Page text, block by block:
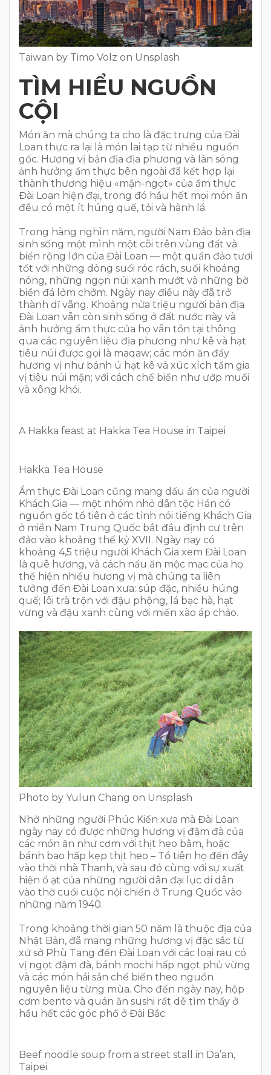
Taiwan by Timo Volz on Unsplash
TÌM HIỂU NGUỒN
CỘI
Món ăn mà chúng ta cho là đặc trưng của Đài
Loan thực ra lại là món lai tạp từ nhiều nguồn
gốc. Hương vị bản địa địa phương và làn sóng
ảnh hưởng ẩm thực bên ngoài đã kết hợp lại
thành thương hiệu «mặn-ngọt» của ẩm thực
Đài Loan hiện đại, trong đó hầu hết mọi món ăn
đều có một ít húng quế, tỏi và hành lá.
Trong hàng nghìn năm, người Nam Đảo bản địa
sinh sống một mình một cõi trên vùng đất và
biển rộng lớn của Đài Loan — một quần đảo tươi
tốt với những dòng suối róc rách, suối khoáng
nóng, những ngọn núi xanh mướt và những bờ
biển đá lởm chởm. Ngày nay điều này đã trở
thành dĩ vãng. Khoảng nửa triệu người bản địa
Đài Loan vẫn còn sinh sống ở đất nước này và
ảnh hưởng ẩm thực của họ vẫn tồn tại thông
qua các nguyên liệu địa phương như kê và hạt
tiêu núi được gọi là maqaw; các món ăn đầy
hương vị như bánh ú hạt kê và xúc xích tẩm gia
vị tiêu núi mặn; với cách chế biến như ướp muối
và xông khói.
A Hakka feast at Hakka Tea House in Taipei
Hakka Tea House
Ẩm thực Đài Loan cũng mang dấu ấn của người
Khách Gia — một nhóm nhỏ dân tộc Hán có
nguồn gốc tổ tiên ở các tỉnh nói tiếng Khách Gia
ở miền Nam Trung Quốc bắt đầu định cư trên
đảo vào khoảng thế kỷ XVII. Ngày nay có
khoảng 4,5 triệu người Khách Gia xem Đài Loan
là quê hương, và cách nấu ăn mộc mạc của họ
thể hiện nhiều hương vị mà chúng ta liên
tưởng đến Đài Loan xưa: súp đặc, nhiều húng
quế; lôi trà trộn với đậu phộng, lá bạc hà, hạt
vừng và đậu xanh cùng với miến xào áp chảo.
Photo by Yulun Chang on Unsplash
Nhờ những người Phúc Kiến xưa mà Đài Loan
ngày nay có được những hương vị đậm đà của
các món ăn như cơm với thịt heo bằm, hoặc
bánh bao hấp kẹp thịt heo – Tổ tiên họ đến đây
vào thời nhà Thanh, và sau đó cùng với sự xuất
hiện ồ ạt của những người dân đại lục di dân
vào thờ cuối cuộc nội chiến ở Trung Quốc vào
những năm 1940.
Trong khoảng thời gian 50 năm là thuộc địa của
Nhật Bản, đã mang những hương vị đặc sắc từ
xứ sở Phù Tang đến Đài Loan với các loại rau có
vị ngọt đậm đà, bánh mochi hấp ngọt phủ vừng
và các món hải sản chế biến theo nguồn
nguyên liệu từng mùa. Cho đến ngày nay, hộp
cơm bento và quán ăn sushi rất dễ tìm thấy ở
hầu hết các góc phố ở Đài Bắc.
Beef noodle soup from a street stall in Da’an,
Taipei